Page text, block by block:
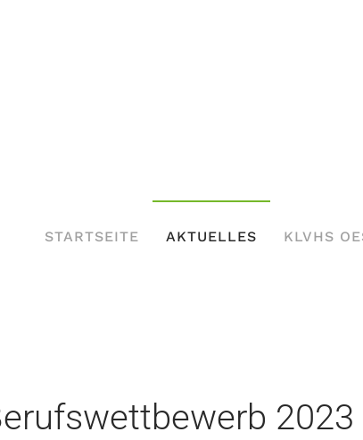
STARTSEITE AKTUELLES KLVHS
2023